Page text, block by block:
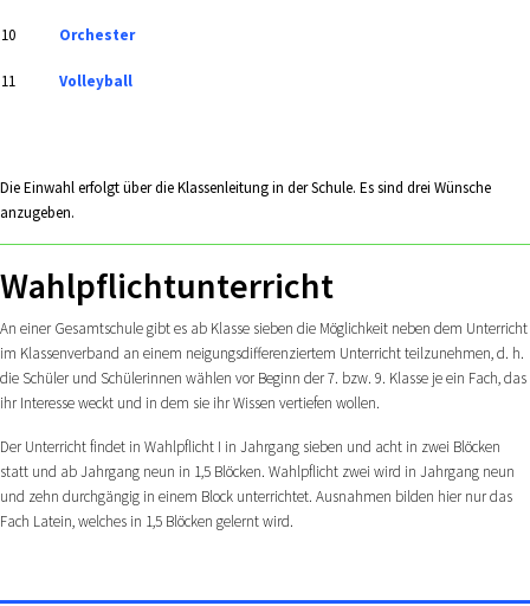
10 Orchester
11 Volleyball
Die Einwahl erfolgt über die Klassenleitung in der Schule. Es sind drei Wünsche
anzugeben.
Wahlpflichtunterricht
An einer Gesamtschule gibt es ab Klasse sieben die Möglichkeit neben dem Unterricht
im Klassenverband an einem neigungsdifferenziertem Unterricht teilzunehmen, d. h.
die Schüler und Schülerinnen wählen vor Beginn der 7. bzw. 9. Klasse je ein Fach, das
ihr Interesse weckt und in dem sie ihr Wissen vertiefen wollen.
Der Unterricht findet in Wahlpflicht I in Jahrgang sieben und acht in zwei Blöcken
statt und ab Jahrgang neun in 1,5 Blöcken. Wahlpflicht zwei wird in Jahrgang neun
und zehn durchgängig in einem Block unterrichtet. Ausnahmen bilden hier nur das
Fach Latein, welches in 1,5 Blöcken gelernt wird.